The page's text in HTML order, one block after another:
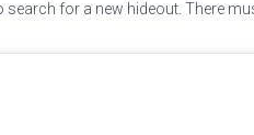
for a new hideout. There